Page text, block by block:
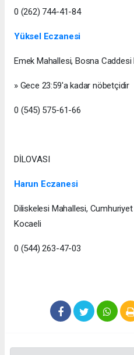
0 (262) 744-41-84
Yüksel Eczanesi
Emek Mahallesi, Bosna
» Gece 23:59'a kadar nöbetçidir
0 (545) 575-61-66
DİLOVASI
Harun Eczanesi
Diliskelesi Mahallesi,
Kocaeli
0 (544) 263-47-03